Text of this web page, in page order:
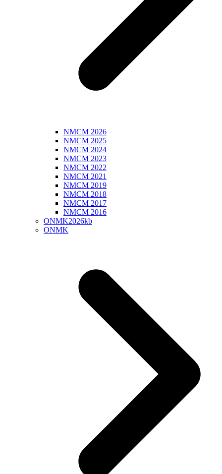
NMCM 2026
NMCM 2025
NMCM 2024
NMCM 2023
NMCM 2022
NMCM 2021
NMCM 2019
NMCM 2018
NMCM 2017
NMCM 2016
ONMK2026kb
ONMK